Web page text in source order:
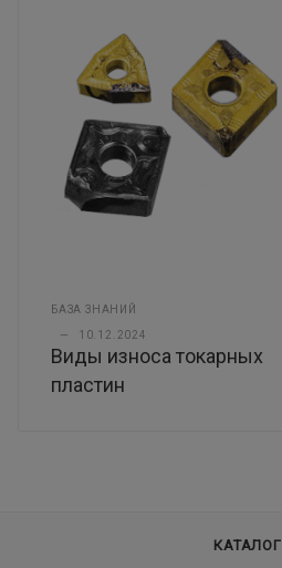
БАЗА ЗНАНИЙ
— 10.12.2024
Виды износа токарных
пластин
КАТАЛОГ